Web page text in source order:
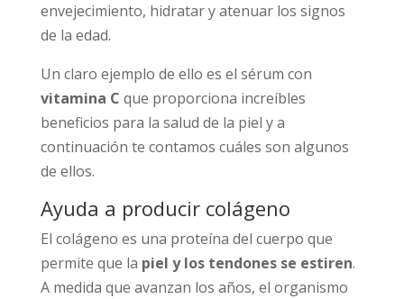
envejecimiento, hidratar y atenuar los signos
de la edad.
Un claro ejemplo de ello es el sérum con
vitamina C que proporciona increíbles
beneficios para la salud de la piel y a
continuación te contamos cuáles son algunos
de ellos.
Ayuda a producir colágeno
El colágeno es una proteína del cuerpo que
permite que la piel y los tendones se estiren.
A medida que avanzan los años, el organismo